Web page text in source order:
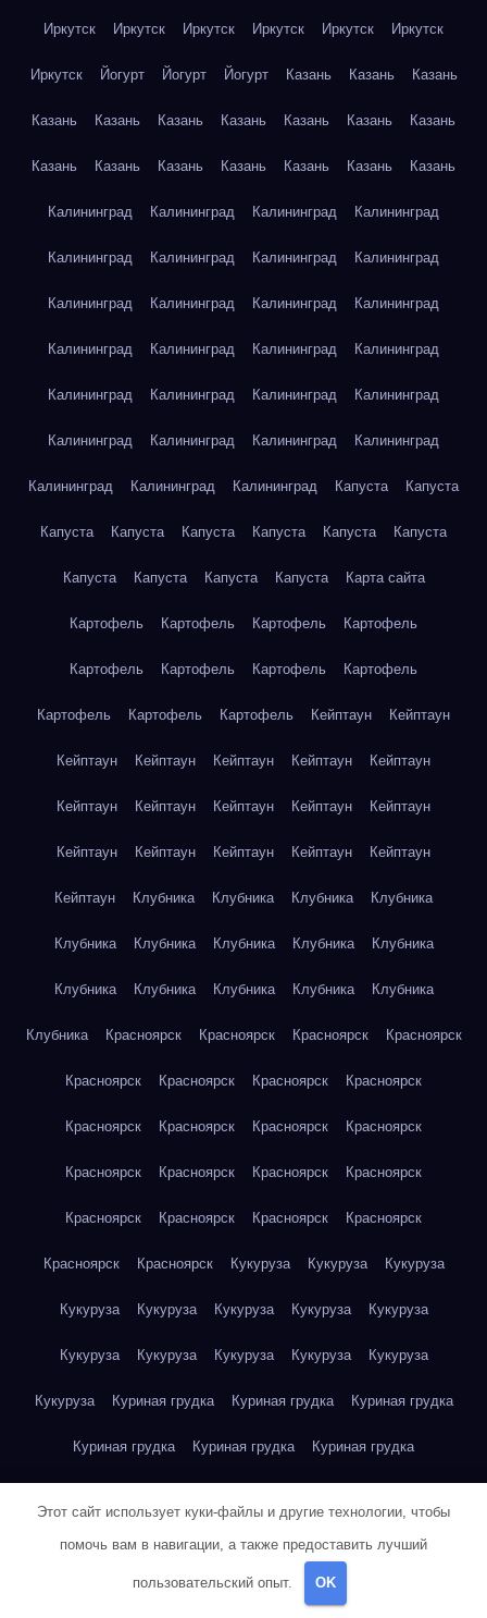
Иркутск Иркутск Иркутск Иркутск Иркутск Иркутск
Иркутск Йогурт Йогурт Йогурт Казань Казань Казань
Казань Казань Казань Казань Казань Казань Казань
Казань Казань Казань Казань Казань Казань Казань
Калининград Калининград Калининград Калининград
Калининград Калининград Калининград Калининград
Калининград Калининград Калининград Калининград
Калининград Калининград Калининград Калининград
Калининград Калининград Калининград Калининград
Калининград Калининград Калининград Калининград
Калининград Калининград Калининград Капуста Капуста
Капуста Капуста Капуста Капуста Капуста Капуста
Капуста Капуста Капуста Капуста Карта сайта
Картофель Картофель Картофель Картофель
Картофель Картофель Картофель Картофель
Картофель Картофель Картофель Кейптаун Кейптаун
Кейптаун Кейптаун Кейптаун Кейптаун Кейптаун
Кейптаун Кейптаун Кейптаун Кейптаун Кейптаун
Кейптаун Кейптаун Кейптаун Кейптаун Кейптаун
Кейптаун Клубника Клубника Клубника Клубника
Клубника Клубника Клубника Клубника Клубника
Клубника Клубника Клубника Клубника Клубника
Клубника Красноярск Красноярск Красноярск Красноярск
Красноярск Красноярск Красноярск Красноярск
Красноярск Красноярск Красноярск Красноярск
Красноярск Красноярск Красноярск Красноярск
Красноярск Красноярск Красноярск Красноярск
Красноярск Красноярск Кукуруза Кукуруза Кукуруза
Кукуруза Кукуруза Кукуруза Кукуруза Кукуруза
Кукуруза Кукуруза Кукуруза Кукуруза Кукуруза
Кукуруза Куриная грудка Куриная грудка Куриная грудка
Куриная грудка Куриная грудка Куриная грудка
Куриная грудка Куриная грудка Куриная грудка
Куриная грудка Куриная грудка Куриная грудка
Этот сайт использует куки-файлы и другие технологии, чтобы
помочь вам в навигации, а также предоставить лучший
пользовательский опыт. OK